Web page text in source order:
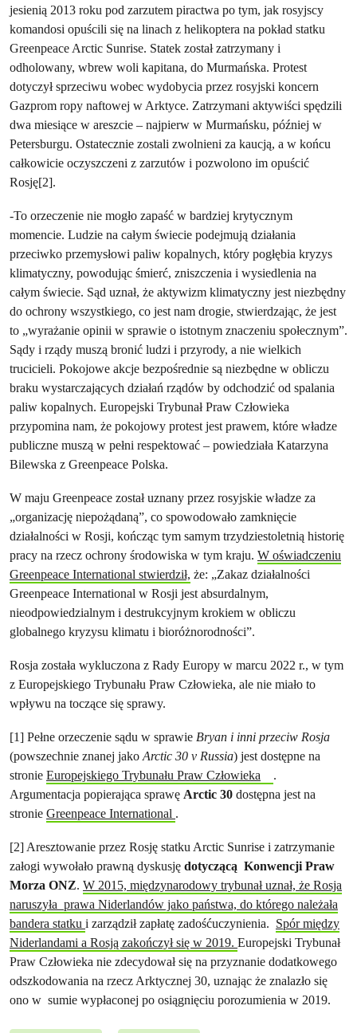
jesienią 2013 roku pod zarzutem piractwa po tym, jak rosyjscy
komandosi opuścili się na linach z helikoptera na pokład statku
Greenpeace Arctic Sunrise. Statek został zatrzymany i
odholowany, wbrew woli kapitana, do Murmańska. Protest
dotyczył sprzeciwu wobec wydobycia przez rosyjski koncern
Gazprom ropy naftowej w Arktyce. Zatrzymani aktywiści spędzili
dwa miesiące w areszcie – najpierw w Murmańsku, później w
Petersburgu. Ostatecznie zostali zwolnieni za kaucją, a w końcu
całkowicie oczyszczeni z zarzutów i pozwolono im opuścić
Rosję[2].
-To orzeczenie nie mogło zapaść w bardziej krytycznym
momencie. Ludzie na całym świecie podejmują działania
przeciwko przemysłowi paliw kopalnych, który pogłębia kryzys
klimatyczny, powodując śmierć, zniszczenia i wysiedlenia na
całym świecie. Sąd uznał, że aktywizm klimatyczny jest niezbędny
do ochrony wszystkiego, co jest nam drogie, stwierdzając, że jest
to „wyrażanie opinii w sprawie o istotnym znaczeniu społecznym”.
Sądy i rządy muszą bronić ludzi i przyrody, a nie wielkich
trucicieli. Pokojowe akcje bezpośrednie są niezbędne w obliczu
braku wystarczających działań rządów by odchodzić od spalania
paliw kopalnych. Europejski Trybunał Praw Człowieka
przypomina nam, że pokojowy protest jest prawem, które władze
publiczne muszą w pełni respektować – powiedziała Katarzyna
Bilewska z Greenpeace Polska.
W maju Greenpeace został uznany przez rosyjskie władze za
„organizację niepożądaną”, co spowodowało zamknięcie
działalności w Rosji, kończąc tym samym trzydziestoletnią historię
pracy na rzecz ochrony środowiska w tym kraju. W oświadczeniu
Greenpeace International stwierdził, że: „Zakaz działalności
Greenpeace International w Rosji jest absurdalnym,
nieodpowiedzialnym i destrukcyjnym krokiem w obliczu
globalnego kryzysu klimatu i bioróżnorodności”.
Rosja została wykluczona z Rady Europy w marcu 2022 r., w tym
z Europejskiego Trybunału Praw Człowieka, ale nie miało to
wpływu na toczące się sprawy.
[1] Pełne orzeczenie sądu w sprawie Bryan i inni przeciw Rosja
(powszechnie znanej jakoArctic 30 v Russia) jest dostępne na
stronie Europejskiego Trybunału Praw Człowieka
.
Argumentacja popierająca sprawę Arctic 30 dostępna jest na
stronie Greenpeace International .
[2] Aresztowanie przez Rosję statku Arctic Sunrise i zatrzymanie
załogi wywołało prawną dyskusję dotyczącą Konwencji Praw
Morza ONZ. W 2015, międzynarodowy trybunał uznał, że Rosja
naruszyła prawa Niderlandów jako państwa, do którego należała
bandera statku i zarządził zapłatę zadośćuczynienia. Spór między
Niderlandami a Rosją zakończył się w 2019. Europejski Trybunał
Praw Człowieka nie zdecydował się na przyznanie dodatkowego
odszkodowania na rzecz Arktycznej 30, uznając że znalazło się
ono w sumie wypłaconej po osiągnięciu porozumienia w 2019.